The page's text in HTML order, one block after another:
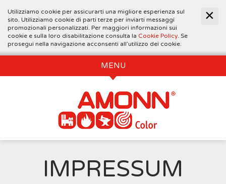
Utilizziamo cookie per assicurarti una migliore esperienza sul
sito. Utilizziamo cookie di parti terze per inviarti messaggi
promozionali personalizzati. Per maggiori informazioni sui
cookie e sulla loro disabilitazione consulta la Cookie Policy. Se
prosegui nella navigazione acconsenti all’utilizzo dei cookie.
MENU
IMPRESSUM